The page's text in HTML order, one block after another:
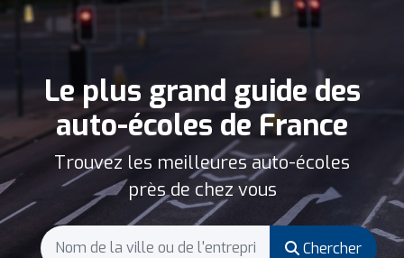
Le plus grand guide des
auto-écoles de France
Trouvez les meilleures auto-écoles
près de chez vous
Chercher